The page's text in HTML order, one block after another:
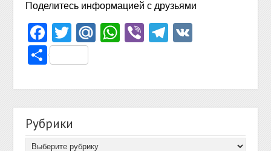
Поделитесь информацией с друзьями
Facebook
TwitterMail.Ru
WhatsApp
ViberTelegram
Отправить
Рубрики